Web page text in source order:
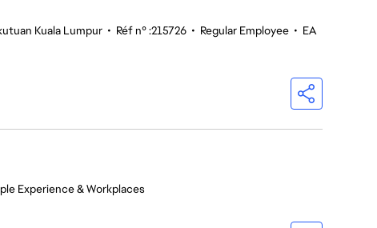
Kuala Lumpur • Réf n° :215726 • Regular Employee • EA
Experience & Workplaces